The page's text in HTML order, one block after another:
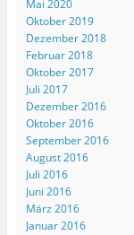
Mai 2020
Oktober 2019
Dezember 2018
Februar 2018
Oktober 2017
Juli 2017
Dezember 2016
Oktober 2016
September 2016
August 2016
Juli 2016
Juni 2016
März 2016
Januar 2016